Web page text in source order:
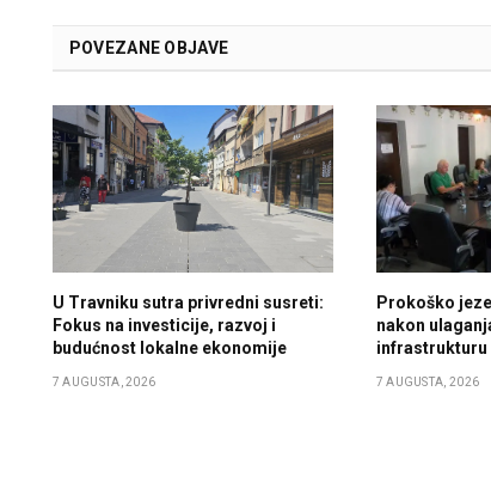
POVEZANE OBJAVE
U Travniku sutra privredni susreti:
Fokus na investicije, razvoj i
budućnost lokalne ekonomije
7 AUGUSTA, 2026
Prokoško
nakon
infrastrukturu
7 AUGUSTA, 2026